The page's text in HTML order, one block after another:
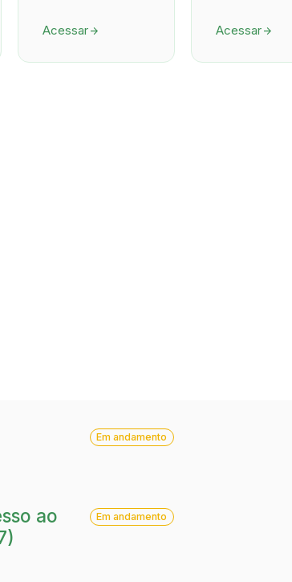
Acessararrow_forward Acessararrow_forward
articleSituação:
Em andamento
ao
articleSituação:
Em andamento